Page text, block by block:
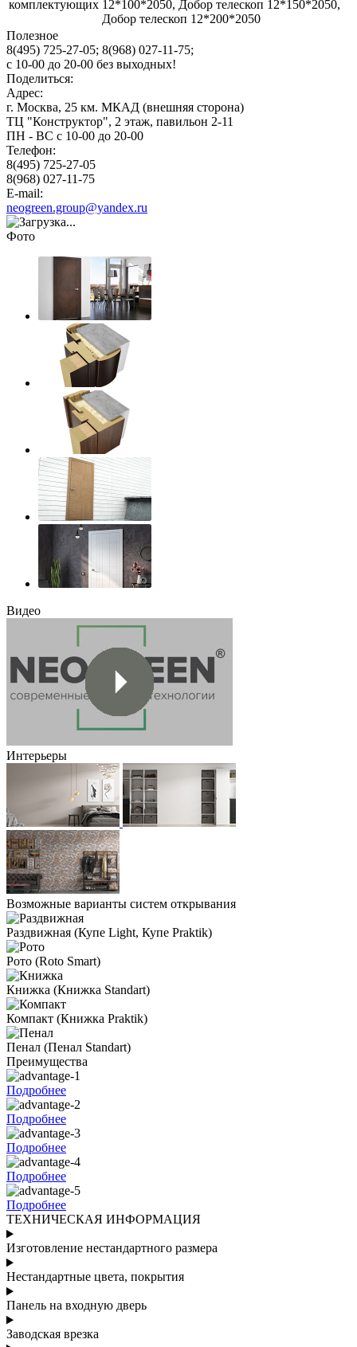
комплектующих 12*100*2050, Добор телескоп 12*150*2050,
Добор телескоп 12*200*2050
Полезное
8(495) 725-27-05; 8(968) 027-11-75;
с 10-00 до 20-00 без выходных!
Поделиться:
Адрес:
г. Москва, 25 км. МКАД (внешняя сторона)
ТЦ "Конструктор", 2 этаж, павильон 2-11
ПН - ВС с 10-00 до 20-00
Телефон:
8(495) 725-27-05
8(968) 027-11-75
E-mail:
neogreen.group@yandex.ru
Фото
Видео
Интерьеры
Возможные варианты систем открывания
Раздвижная (Купе Light, Купе Praktik)
Рото (Roto Smart)
Книжка (Книжка Standart)
Компакт (Книжка Praktik)
Пенал (Пенал Standart)
Преимущества
Подробнее
Подробнее
Подробнее
Подробнее
Подробнее
ТЕХНИЧЕСКАЯ ИНФОРМАЦИЯ
Изготовление нестандартного размера
Нестандартные цвета, покрытия
Панель на входную дверь
Заводская врезка